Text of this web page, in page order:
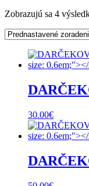
Zobrazujú sa 4
30.00€